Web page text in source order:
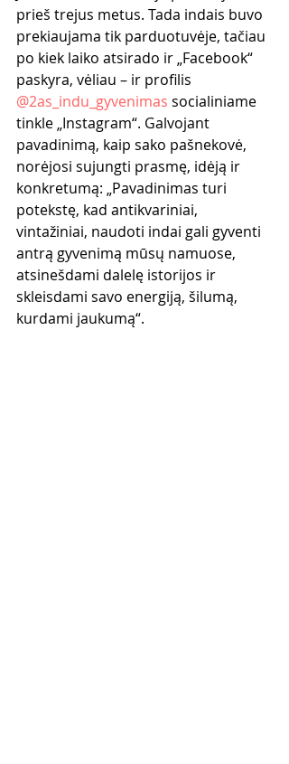
prieš trejus metus. Tada indais buvo
prekiaujama tik parduotuvėje, tačiau
po kiek laiko atsirado ir „Facebook“
paskyra, vėliau – ir profilis
@2as_indu_gyvenimas socialiniame
tinkle „Instagram“. Galvojant
pavadinimą, kaip sako pašnekovė,
norėjosi sujungti prasmę, idėją ir
konkretumą: „Pavadinimas turi
potekstę, kad antikvariniai,
vintažiniai, naudoti indai gali gyventi
antrą gyvenimą mūsų namuose,
atsinešdami dalelę istorijos ir
skleisdami savo energiją, šilumą,
kurdami jaukumą“.